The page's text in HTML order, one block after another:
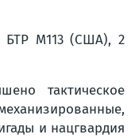
БТР М113 (США), 2
тактическое
и нацгвардия